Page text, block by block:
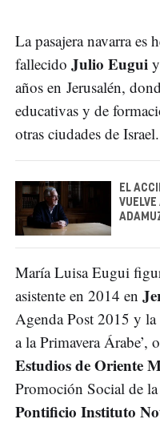
La pasajera navarra es
fallecido Julio Eugui
años en Jerusalén,
educativas y de
otras ciudades de Israel.
EL
María Luisa Eugui
asistente en 2014 en
Agenda Post 2015 y
a la Primavera Árabe’,
Estudios de Oriente
Promoción Social de
Pontificio Instituto